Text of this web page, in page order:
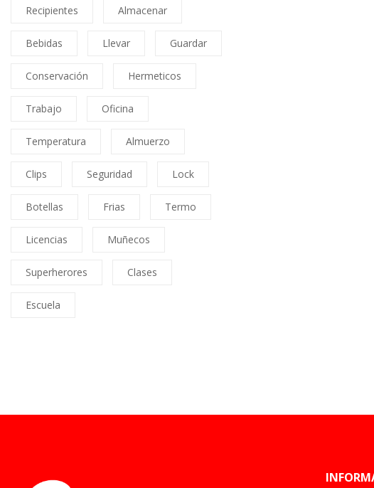
Recipientes Almacenar
Bebidas Llevar Guardar
Conservación Hermeticos
Trabajo Oficina
Temperatura Almuerzo
Clips Seguridad Lock
Botellas Frias Termo
Licencias Muñecos
Superherores Clases
Escuela